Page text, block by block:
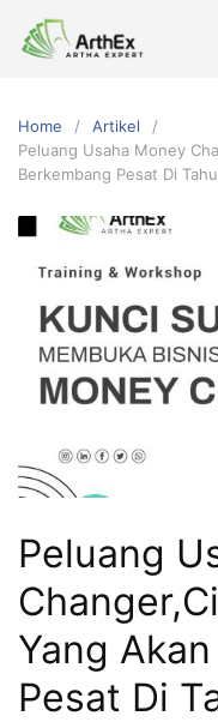
Home
Artikel
Peluang Usaha Money
Berkembang Pesat Di
Peluang
Yang
Pesat Di